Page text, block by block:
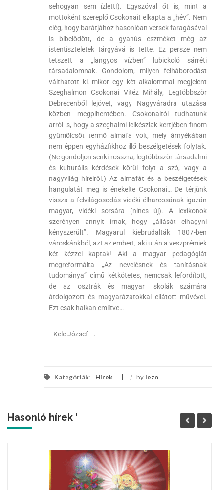
sehogyan sem ízlett!). Egyszóval őt is, mint a
mottóként szereplő Csokonait elkapta a „hév”. Nem
elég, hogy barátjához hasonlóan versek faragásával
is bíbelődött, de a gyanús eszméket még az
istentiszteletek tárgyává is tette. Ez persze nem
tetszett a „langyos vízben” lubickoló sárréti
társadalomnak. Gondolom, milyen felháborodást
válthatott ki, mikor egy két alkalommal megjelent
Szeghalmon Csokonai Vitéz Mihály, Legtöbbször
Debrecenből lejövet, vagy Nagyváradra utazása
közben megpihentében. Csokonaitól tudhatunk
arról is, hogy a szeghalmi lelkészlak kertjében finom
gyümölcsöt termő almafa volt, mely árnyékában
nem éppen egyházfikhoz illő beszélgetések folytak.
(Ne gondoljon senki rosszra, legtöbbször társadalmi
és kulturális kérdések körül folyt a szó, vagy a
nagyvilág híreiről.) Az almafát és a beszélgetések
hangulatát meg is énekelte Csokonai… De térjünk
vissza a felvilágosodás vidéki élharcosának igazán
magyar, vidéki sorsára (nincs új). A lexikonok
szerényen annyit írnak, hogy „állását elhagyni
kényszerült”. Magyarul kiebrudalták 1807-ben
városkánkból, azt az embert, aki után a veszprémiek
két kézzel kaptak! Aki a magyar pedagógiát
megreformálta „Az nevelésnek és tanításnak
tudománya” című kétkötetes, nemcsak lefordított,
de az osztrák és magyar iskolák számára
átdolgozott és magyarázatokkal ellátott művével.
Ezt csak halkan említve…
Kele József .
Kategóriák: Hírek / by lezo
Hasonló hírek '